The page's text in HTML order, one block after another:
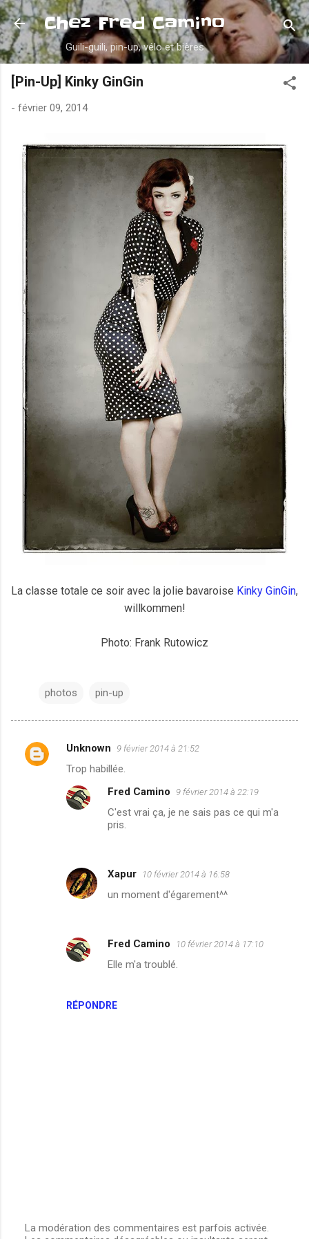
Accéder au contenu principal
Chez Fred Camino
Guili-guili, pin-up, vélo et bières
[Pin-Up] Kinky GinGin
- février 09, 2014
La classe totale ce soir avec la jolie bavaroise Kinky GinGin,
willkommen!
Photo: Frank Rutowicz
photos pin-up
C
Unknown 9 février 2014 à 21:52
Trop habillée.
RÉPONDRE
Fred Camino 9 février 2014 à 22:19
C'est vrai ça, je ne sais pas ce qui m'a
pris.
Xapur 10 février 2014 à 16:58
un moment d'égarement^^
Fred Camino 10 février 2014 à 17:10
Elle m'a troublé.
La modération des commentaires est parfois activée.